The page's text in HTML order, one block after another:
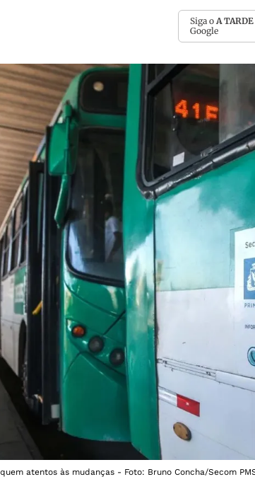
Siga o A TARDE
Google
atentos às mudanças - Foto: Bruno Concha/Secom